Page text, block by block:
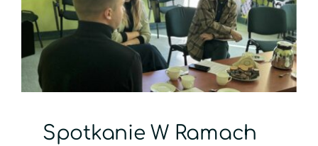
Kontakt
Spotkanie W Ramach